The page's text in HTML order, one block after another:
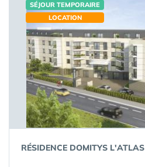
SÉJOUR TEMPORAIRE
LOCATION
RÉSIDENCE DOMITYS L'ATLAS